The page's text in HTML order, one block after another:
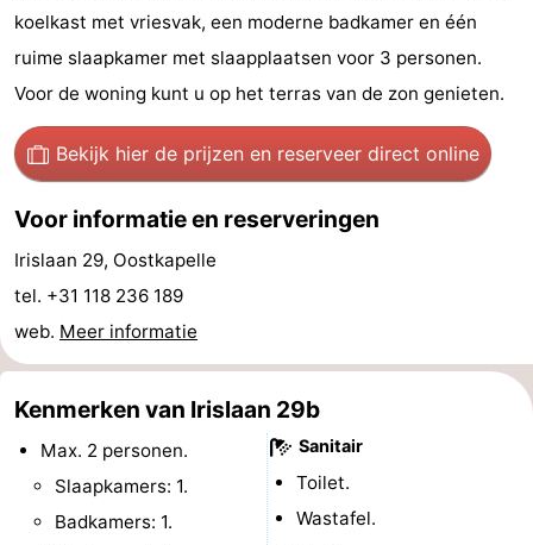
-
Bos
en
-
De
Geere
-
Zandput
Dennenbos
Fort
Haak
-
De
Bongerd
Westhove
Last
minutes
Strand
Zien
koelkast met vriesvak, een moderne badkamer en één
ruime slaapkamer met slaapplaatsen voor 3 personen.
Voor de woning kunt u op het terras van de zon genieten.
Bekijk hier de prijzen en reserveer direct online
Voor informatie en reserveringen
Irislaan 29, Oostkapelle
tel. +31 118 236 189
web. Meer informatie
Kenmerken van Irislaan 29b
Max. 2 personen.
Slaapkamers: 1.
Badkamers: 1.
Sanitair
Toilet.
Wastafel.